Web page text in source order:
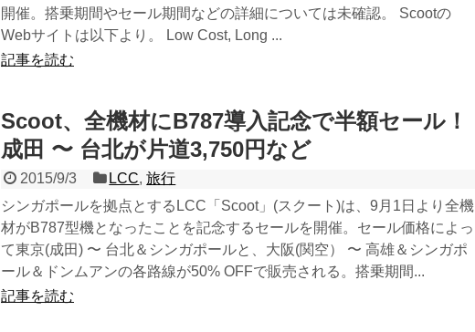
開催。搭乗期間やセール期間などの詳細については未確認。 Scootの
Webサイトは以下より。 Low Cost, Long ...
記事を読む
Scoot、全機材にB787導入記念で半額セール！
成田 〜 台北が片道3,750円など
2015/9/3 LCC,旅行
シンガポールを拠点とするLCC「Scoot」(スクート)は、9月1日より全機
材がB787型機となったことを記念するセールを開催。セール価格によっ
て東京(成田) 〜 台北＆シンガポールと、大阪(関空） 〜 高雄＆シンガポ
ール＆ドンムアンの各路線が50% OFFで販売される。搭乗期間...
記事を読む